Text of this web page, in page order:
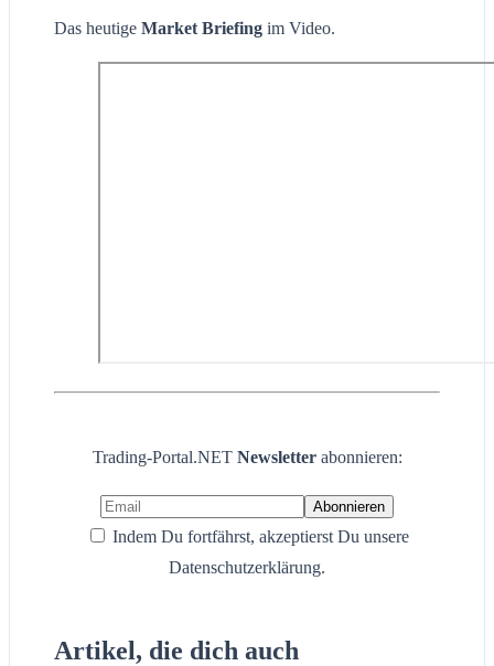
Das heutige Market Briefing im Video.
Trading-Portal.NET Newsletter abonnieren:
Indem Du fortfährst, akzeptierst Du unsere
Datenschutzerklärung.
Artikel, die dich auch